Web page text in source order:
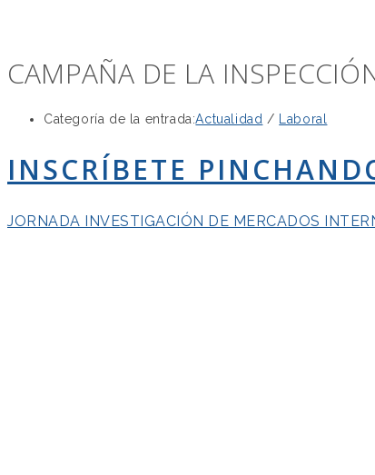
CAMPAÑA DE LA
Categoría de la entrada:Actualidad / Laboral
INSCRÍBETE
JORNADA INVESTIGACIÓN DE MERCADOS